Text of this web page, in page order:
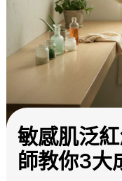
敏感肌泛
師教你3大